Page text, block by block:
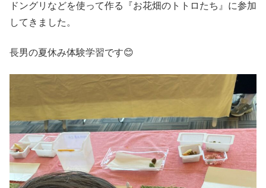
ドングリなどを使って作る『お花畑のトトロたち』に参加
してきました。
長男の夏休み体験学習です😊